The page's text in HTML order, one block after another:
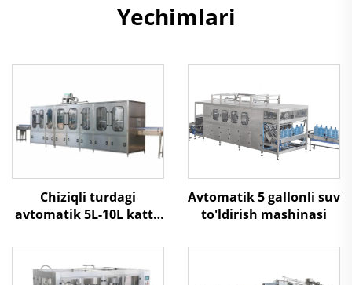
Yechimlari
Chiziqli turdagi
avtomatik 5L-10L katta
to'ldirish mashinasi
Avtomatik 5 gallonli suv
to'ldirish mashinasi